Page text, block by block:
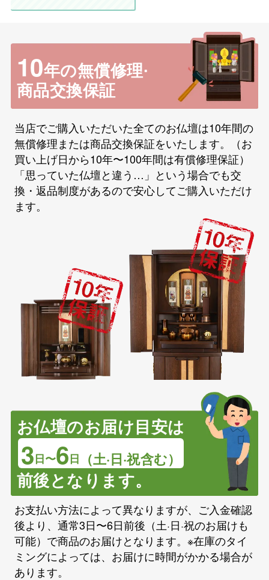
10年の無償修理·
商品交換保証
当店でご購入いただいた全てのお仏壇は10年間の
無償修理または商品交換保証をいたします。（お
買い上げ日から10年〜100年間は有償修理保証）
「思っていた仏壇と違う…」という場合でも交
換・返品制度があるので安心してご購入いただけ
ます。
お仏壇のお届け目安は
3日〜6日 （土·日·祝含む）
前後となります。
お支払い方法によって異なりますが、ご入金確認
後より、通常3日〜6日前後（土·日·祝のお届けも
可能）で商品のお届けとなります。※在庫のタイ
ミングによっては、お届けに時間がかかる場合が
あります。